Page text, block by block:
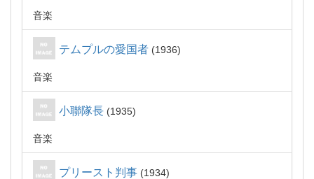
音楽
テムプルの愛国者 1936
音楽
小聯隊長 1935
音楽
プリースト判事 1934